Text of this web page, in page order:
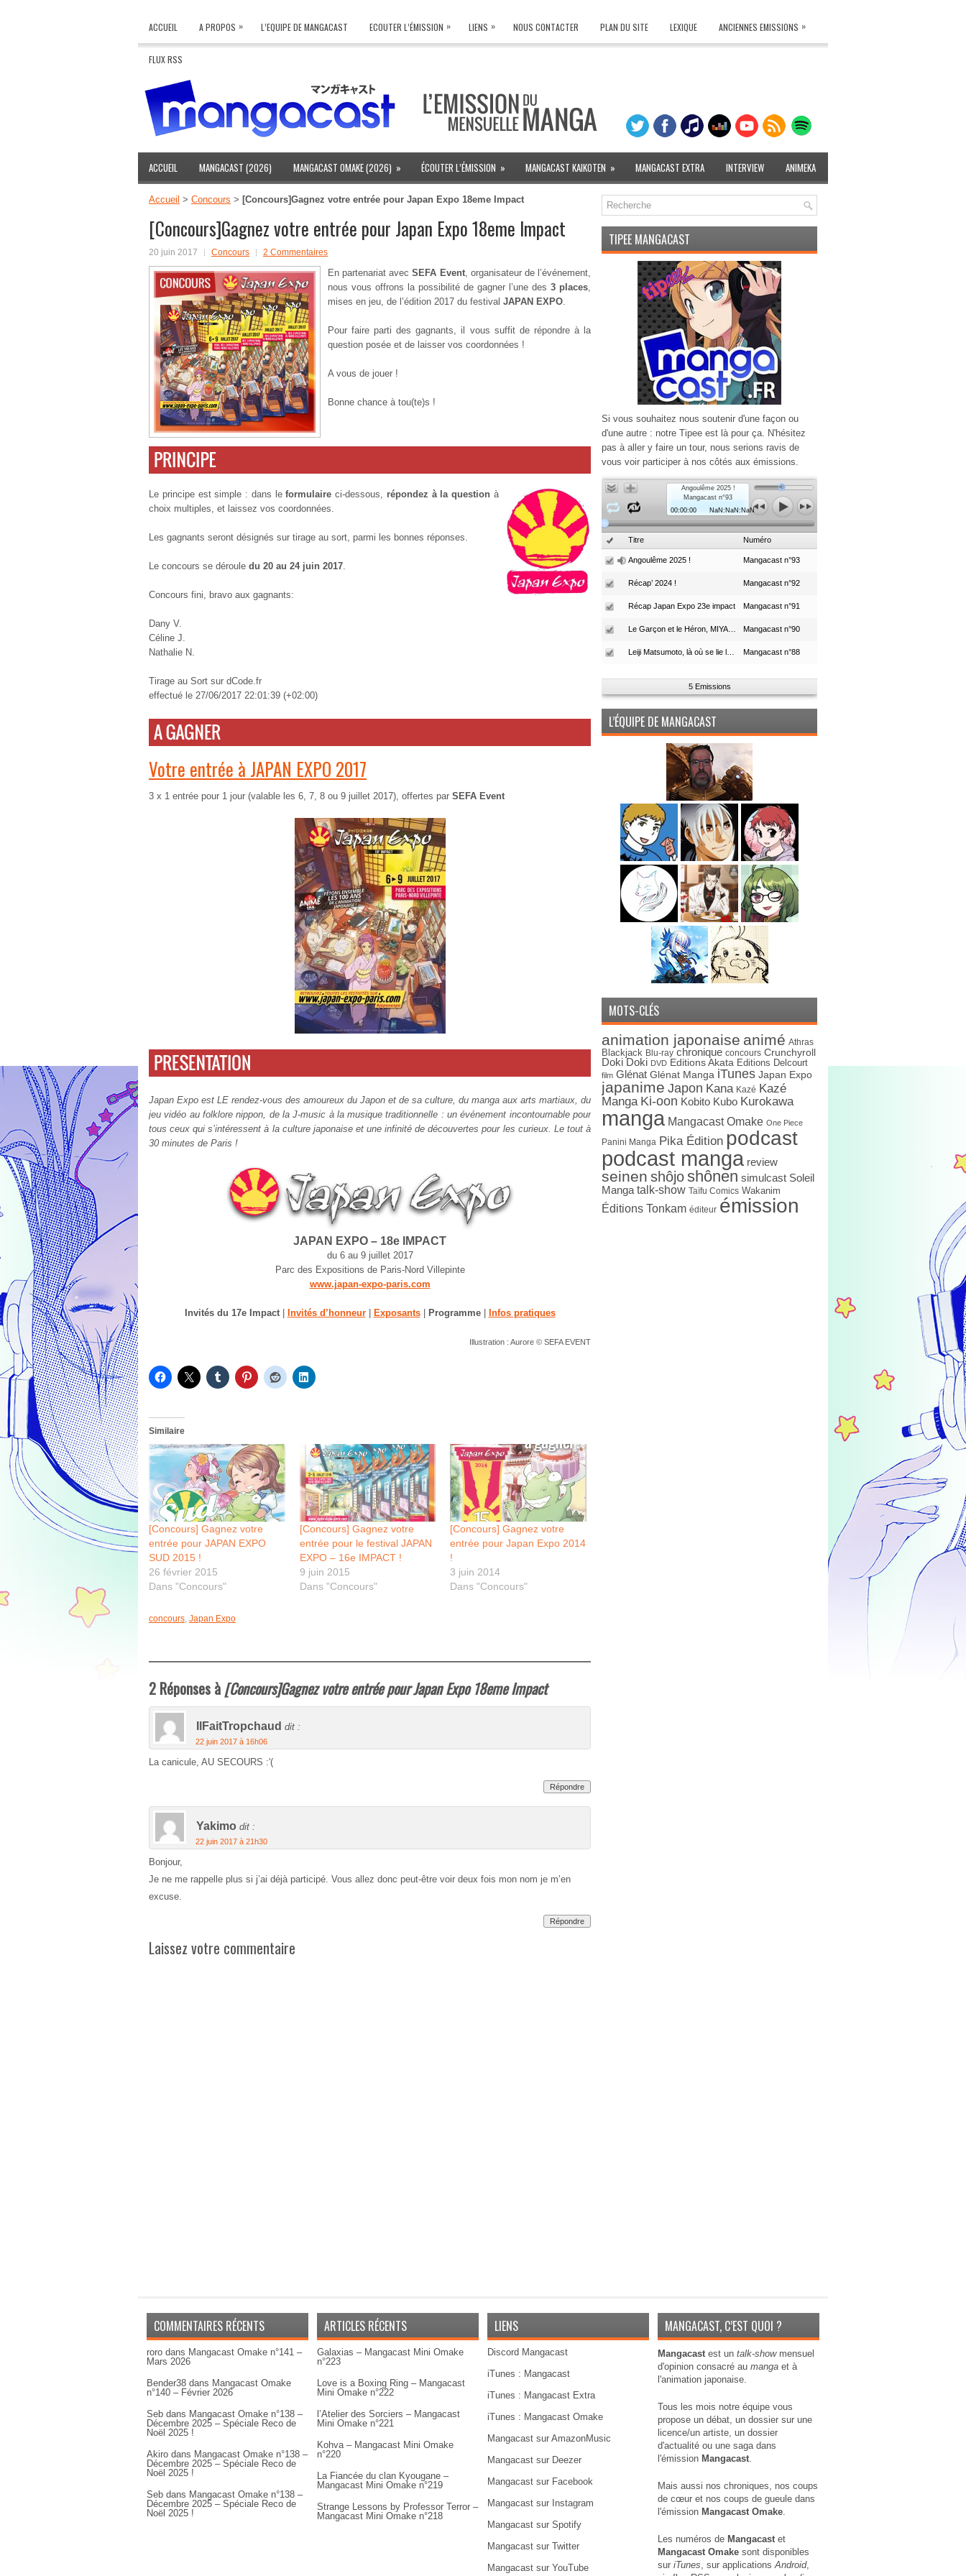
ACCUEIL A PROPOS » L’EQUIPE DE MANGACAST ECOUTER L’ÉMISSION » LIENS » NOUS CONTACTER PLAN DU SITE LEXIQUE ANCIENNES EMISSIONS »
FLUX RSS
ACCUEIL MANGACAST (2026) MANGACAST OMAKE (2026) » ÉCOUTER L’ÉMISSION » MANGACAST KAIKOTEN » MANGACAST EXTRA INTERVIEW ANIMEKA
Accueil > Concours > [Concours]Gagnez votre entrée pour Japan Expo 18eme Impact
[Concours]Gagnez votre entrée pour Japan Expo 18eme Impact
20 juin 2017 Concours 2 Commentaires
En partenariat avecSEFA Event, organisateur de l’événement,
nous vous offrons la possibilité de gagner l’une des 3 places,
mises en jeu, de l’édition 2017 du festival JAPAN EXPO.
Pour faire parti des gagnants, il vous suffit de répondre à la
question posée et de laisser vos coordonnées !
A vous de jouer !
Bonne chance à tou(te)s !
Le principe est simple : dans leformulaire ci-dessous, répondez à la questionà
choix multiples, et laissez vos coordonnées.
Les gagnants seront désignés sur tirage au sort, parmi les bonnes réponses.
Le concours se déroule du 20 au 24 juin 2017.
Concours fini, bravo aux gagnants:
Dany V.
Céline J.
Nathalie N.
Tirage au Sort sur dCode.fr
effectué le 27/06/2017 22:01:39 (+02:00)
Votre entrée à JAPAN EXPO 2017
3 x 1 entrée pour 1 jour (valable les 6, 7, 8 ou 9 juillet 2017), offertes par SEFA Event
Japan Expo est LE rendez-vous des amoureux du Japon et de sa culture, du manga aux arts martiaux, du
jeu vidéo au folklore nippon, de la J-music à la musique traditionnelle : un événement incontournable pour
tous ceux qui s’intéressent à la culture japonaise et une infinité de découvertes pour les curieux. Le tout à
30 minutes de Paris !
JAPAN EXPO – 18e IMPACT
du 6 au 9 juillet 2017
Parc des Expositions de Paris-Nord Villepinte
www.japan-expo-paris.com
Invités du 17e Impact| Invités d’honneur| Exposants| Programme| Infos pratiques
Illustration : Aurore © SEFA EVENT
Similaire
[Concours] Gagnez votre
entrée pour JAPAN EXPO
SUD 2015 !
26 février 2015
Dans "Concours"
[Concours] Gagnez votre
entrée pour le festival JAPAN
EXPO – 16e IMPACT !
9 juin 2015
Dans "Concours"
[Concours] Gagnez votre
entrée pour Japan Expo 2014
!
3 juin 2014
Dans "Concours"
concours, Japan Expo
2 Réponses à [Concours]Gagnez votre entrée pour Japan Expo 18eme Impact
IlFaitTropchaud dit :
22 juin 2017 à 16h06
La canicule, AU SECOURS :'(
Répondre
Yakimo dit :
22 juin 2017 à 21h30
Bonjour,
Je ne me rappelle plus si j’ai déjà participé. Vous allez donc peut-être voir deux fois mon nom je m’en
excuse.
Répondre
Laissez votre commentaire
TIPEE MANGACAST
Si vous souhaitez nous soutenir d'une façon ou
d'une autre : notre Tipee est là pour ça. N'hésitez
pas à aller y faire un tour, nous serions ravis de
vous voir participer à nos côtés aux émissions.
Angoulême 2025 !
Mangacast n°93
00:00:00
NaN:NaN:NaN
Titre Numéro
Angoulême 2025 ! Mangacast n°93
Récap’ 2024 ! Mangacast n°92
Récap Japan Expo 23e impact Mangacast n°91
Mangacast n°90
Mangacast n°88
5 Emissions
L’ÉQUIPE DE MANGACAST
MOTS-CLÉS
animation japonaise animé Athras
Blackjack Blu-ray chronique concours Crunchyroll
Doki Doki DVD Editions Akata Editions Delcourt
film Glénat Glénat Manga iTunes Japan Expo
japanime Japon Kana Kazé Kazé
Manga Ki-oon Kobito Kubo Kurokawa
manga Mangacast Omake One Piece
Panini Manga Pika Édition podcast
podcast manga review
seinen shôjoshônen simulcast Soleil
Manga talk-show Taïfu Comics Wakanim
Éditions Tonkam éditeur émission
COMMENTAIRES RÉCENTS
roro dans Mangacast Omake n°141 –
Mars 2026
Bender38 dans Mangacast Omake
n°140 – Février 2026
Seb dans Mangacast Omake n°138 –
Décembre 2025 – Spéciale Reco de
Noël 2025 !
Akiro dans Mangacast Omake n°138 –
Décembre 2025 – Spéciale Reco de
Noël 2025 !
Seb dans Mangacast Omake n°138 –
Décembre 2025 – Spéciale Reco de
Noël 2025 !
ARTICLES RÉCENTS
Galaxias – Mangacast Mini Omake
n°223
Love is a Boxing Ring – Mangacast
Mini Omake n°222
l’Atelier des Sorciers – Mangacast
Mini Omake n°221
Kohva – Mangacast Mini Omake
n°220
La Fiancée du clan Kyougane –
Mangacast Mini Omake n°219
Strange Lessons by Professor Terror –
Mangacast Mini Omake n°218
LIENS
Discord Mangacast
iTunes : Mangacast
iTunes : Mangacast Extra
iTunes : Mangacast Omake
Mangacast sur AmazonMusic
Mangacast sur Deezer
Mangacast sur Facebook
Mangacast sur Instagram
Mangacast sur Spotify
Mangacast sur Twitter
Mangacast sur YouTube
MANGACAST, C’EST QUOI ?
Mangacastest un talk-showmensuel
d'opinion consacré au manga et à
l'animation japonaise.
Tous les mois notre équipe vous
propose un débat, un dossier sur une
licence/un artiste, un dossier
d'actualité ou une saga dans
l'émission Mangacast.
Mais aussi nos chroniques, nos coups
de cœur et nos coups de gueule dans
l'émission Mangacast Omake.
Les numéros de Mangacastet
Mangacast Omake sont disponibles
sur iTunes, sur applicationsAndroid,